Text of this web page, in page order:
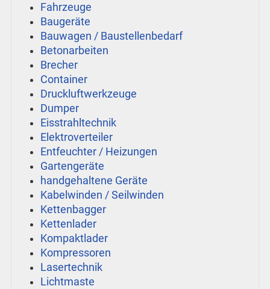
Fahrzeuge
Baugeräte
Bauwagen / Baustellenbedarf
Betonarbeiten
Brecher
Container
Druckluftwerkzeuge
Dumper
Eisstrahltechnik
Elektroverteiler
Entfeuchter / Heizungen
Gartengeräte
handgehaltene Geräte
Kabelwinden / Seilwinden
Kettenbagger
Kettenlader
Kompaktlader
Kompressoren
Lasertechnik
Lichtmaste